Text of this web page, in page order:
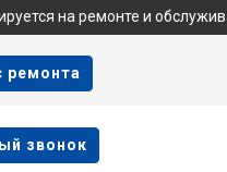
и обслуживании
ремонта
звонок